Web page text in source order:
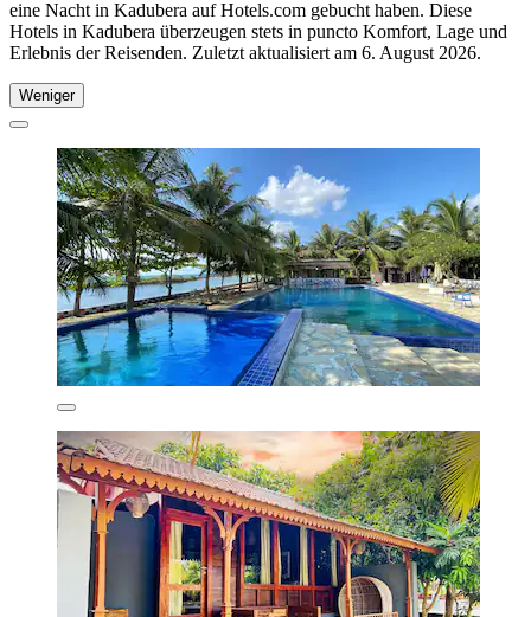
eine Nacht in Kadubera auf Hotels.com gebucht haben. Diese
Hotels in Kadubera überzeugen stets in puncto Komfort, Lage und
Erlebnis der Reisenden. Zuletzt aktualisiert am 6. August 2026.
Weniger